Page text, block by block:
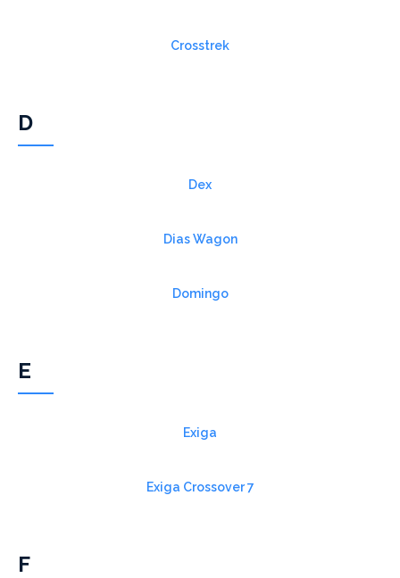
Crosstrek
D
Dex
Dias Wagon
Domingo
E
Exiga
Exiga Crossover 7
F